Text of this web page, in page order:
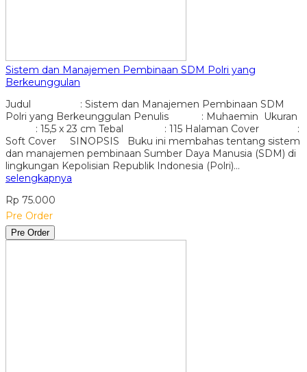
Sistem dan Manajemen Pembinaan SDM Polri yang
Berkeunggulan
Judul : Sistem dan Manajemen Pembinaan SDM
Polri yang Berkeunggulan Penulis : Muhaemin Ukuran
: 15,5 x 23 cm Tebal : 115 Halaman Cover :
Soft Cover SINOPSIS Buku ini membahas tentang sistem
dan manajemen pembinaan Sumber Daya Manusia (SDM) di
lingkungan Kepolisian Republik Indonesia (Polri)…
selengkapnya
Rp 75.000
Pre Order
Pre Order